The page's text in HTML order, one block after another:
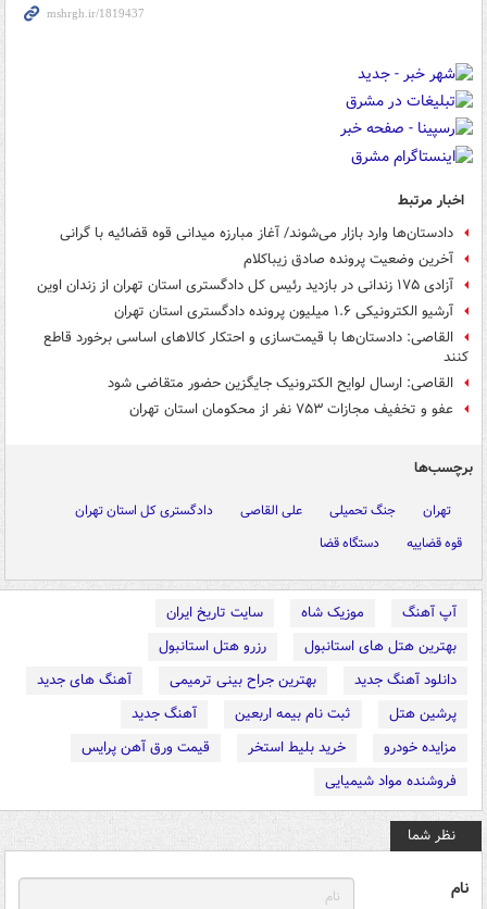
اخبار مرتبط
دادستان‌ها وارد بازار می‌شوند/ آغاز مبارزه میدانی قوه قضائیه با گرانی
آخرین وضعیت پرونده صادق زیباکلام
آزادی ۱۷۵ زندانی در بازدید رئیس کل دادگستری استان تهران از زندان اوین
آرشیو الکترونیکی ۱.۶ میلیون پرونده دادگستری استان تهران
القاصی: دادستان‌ها با قیمت‌سازی و احتکار کالاهای اساسی برخورد قاطع
کنند
القاصی: ارسال لوایح الکترونیک جایگزین حضور متقاضی شود
عفو و تخفیف مجازات ۷۵۳ نفر از محکومان استان تهران
برچسب‌ها
تهران جنگ تحمیلی علی القاصی
دادگستری کل استان تهران
قوه قضاییه
دستگاه قضا
آپ آهنگ موزیک شاه
سایت تاریخ ایران
بهترین هتل های استانبول
رزرو هتل استانبول
دانلود آهنگ جدید
بهترین جراح بینی ترمیمی
آهنگ های جدید
پرشین هتل
ثبت نام بیمه اربعین
آهنگ جدید
مزایده خودرو
خرید بلیط استخر
قیمت ورق آهن پرایس
فروشنده مواد شیمیایی
نظر شما
نام